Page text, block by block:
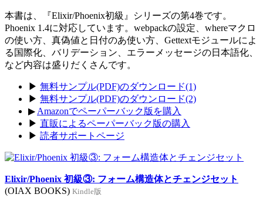
本書は、『Elixir/Phoenix初級』シリーズの第4巻です。
Phoenix 1.4に対応しています。webpackの設定、whereマクロ
の使い方、真偽値と日付のあ使い方、Gettextモジュールによ
る国際化、バリデーション、エラーメッセージの日本語化、
など内容は盛りだくさんです。
▶ 無料サンプル(PDF)のダウンロード(1)
▶ 無料サンプル(PDF)のダウンロード(2)
▶ Amazonでペーパーバック版を購入
▶ 直販によるペーパーバック版の購入
▶ 読者サポートページ
Elixir/Phoenix 初級③: フォーム構造体とチェンジセット
(OIAX BOOKS) Kindle版